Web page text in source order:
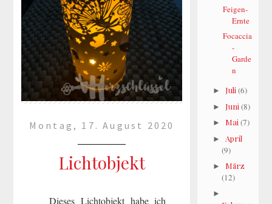
Montag, 17. August 2020
Lichtobjekt
Dieses Lichtobjekt habe ich
Feigen-
Ernte
Focaccia
-
Garde
n
► Juli (6)
► Juni (8)
► Mai (7)
► April
(9)
► März
(12)
►